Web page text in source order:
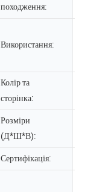
походження:
Використання:
Колір та
сторінка:
Розміри
(Д*Ш*В):
Сертифікація: